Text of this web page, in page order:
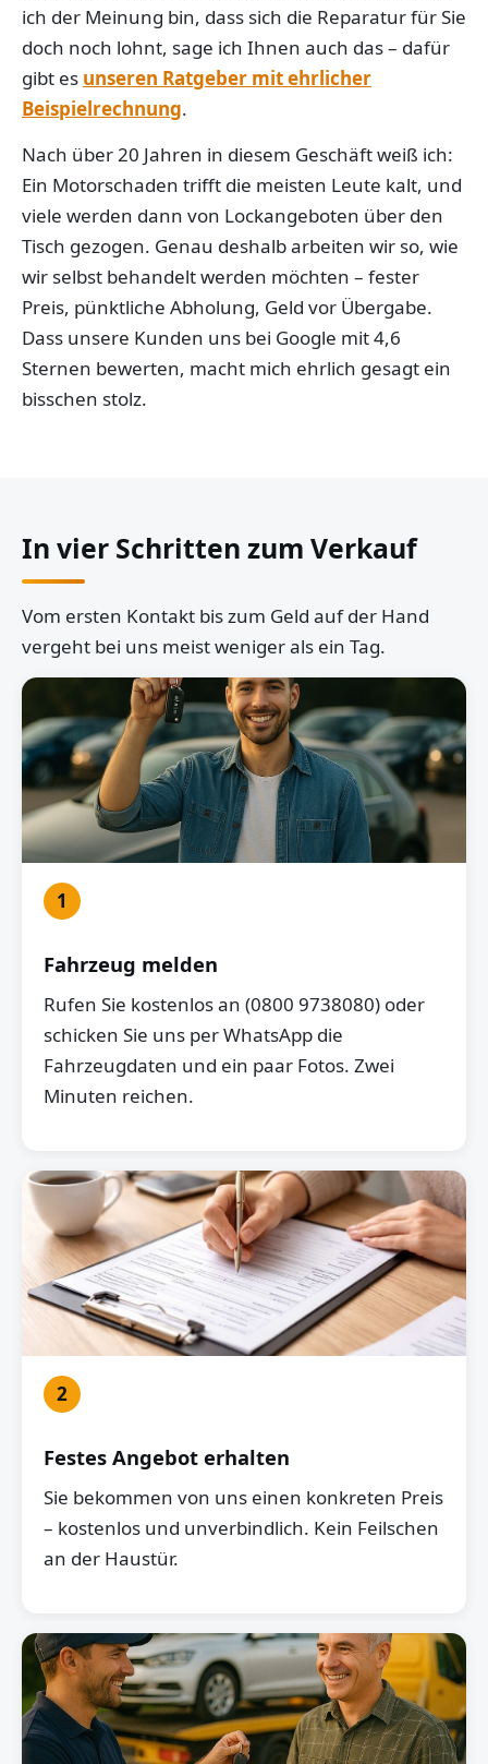
ich der Meinung bin, dass sich die Reparatur für Sie
doch noch lohnt, sage ich Ihnen auch das – dafür
gibt es unseren Ratgeber mit ehrlicher
Beispielrechnung.
Nach über 20 Jahren in diesem Geschäft weiß ich:
Ein Motorschaden trifft die meisten Leute kalt, und
viele werden dann von Lockangeboten über den
Tisch gezogen. Genau deshalb arbeiten wir so, wie
wir selbst behandelt werden möchten – fester
Preis, pünktliche Abholung, Geld vor Übergabe.
Dass unsere Kunden uns bei Google mit 4,6
Sternen bewerten, macht mich ehrlich gesagt ein
bisschen stolz.
In vier Schritten zum Verkauf
Vom ersten Kontakt bis zum Geld auf der Hand
vergeht bei uns meist weniger als ein Tag.
1
Fahrzeug melden
Rufen Sie kostenlos an (0800 9738080) oder
schicken Sie uns per WhatsApp die
Fahrzeugdaten und ein paar Fotos. Zwei
Minuten reichen.
2
Festes Angebot erhalten
Sie bekommen von uns einen konkreten Preis
– kostenlos und unverbindlich. Kein Feilschen
an der Haustür.